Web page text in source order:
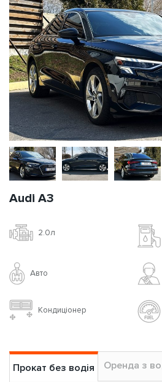
Audi A3
2.0л
Авто
Кондиціонер
Прокат без водія Оренда з